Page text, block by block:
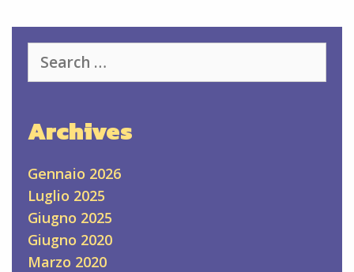
for:
Archives
Gennaio 2026
Luglio 2025
Giugno 2025
Giugno 2020
Marzo 2020